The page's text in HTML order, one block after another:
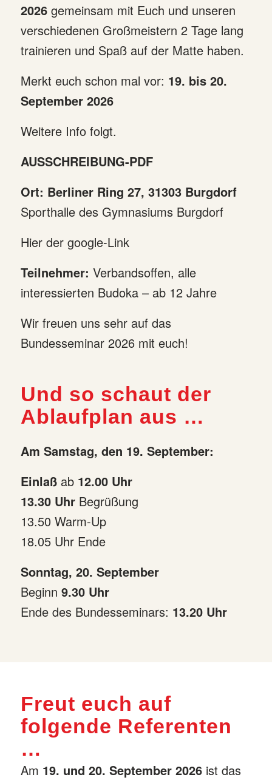
2026gemeinsam mit Euch und unseren
verschiedenen Großmeistern 2 Tage lang
trainieren und Spaß auf der Matte haben.
Merkt euch schon mal vor: 19. bis 20.
September 2026
Weitere Info folgt.
AUSSCHREIBUNG-PDF
Ort: Berliner Ring 27, 31303 Burgdorf
Sporthalle des Gymnasiums Burgdorf
Hier der google-Link
Teilnehmer: Verbandsoffen, alle
interessierten Budoka – ab 12 Jahre
Wir freuen uns sehr auf das
Bundesseminar 2026 mit euch!
Und so schaut der
Ablaufplan aus …
Am Samstag, den 19. September:
Einlaßab 12.00 Uhr
13.30 UhrBegrüßung
13.50 Warm-Up
18.05 Uhr Ende
Sonntag, 20. September
Beginn 9.30 Uhr
Ende des Bundesseminars: 13.20 Uhr
Freut euch auf
folgende Referenten
…
Am 19. und 20. September 2026ist das